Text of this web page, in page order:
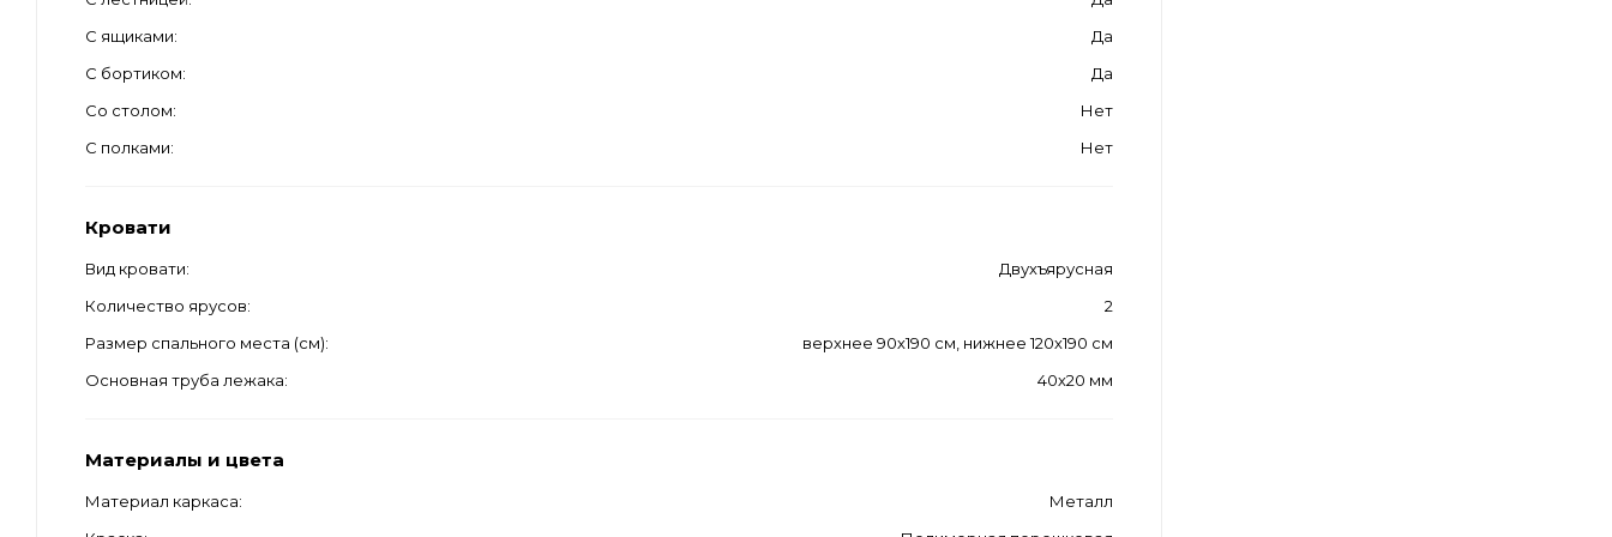
С ящиками
Да
С бортиком
Да
Со столом
Нет
С полками
Нет
Кровати
Вид кровати
Двухъярусная
Количество ярусов
2
Размер спального места (см)
верхнее 90х190 см, нижнее 120х190 см
Основная труба лежака
40х20 мм
Материалы и цвета
Материал каркаса
Металл